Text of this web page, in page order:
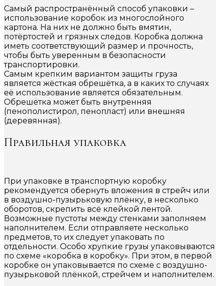
Самый распространённый способ упаковки –
использование коробок из многослойного
картона. На них не должно быть вмятин,
потёртостей и грязных следов. Коробка должна
иметь соответствующий размер и прочность,
чтобы быть уверенным в безопасности
транспортировки.
Самым крепким вариантом защиты груза
является жёсткая обрешётка, а в каких то случаях
её использование является обязательным.
Обрешётка может быть внутренняя
(пенополистирол, пенопласт) или внешняя
(деревянная).
Правильная упаковка
При упаковке в транспортную коробку
рекомендуется обернуть вложения в стрейч или
в воздушно-пузырьковую плёнку, в несколько
оборотов, скрепить всё клейкой лентой.
Возможные пустоты между стенками заполняем
наполнителем. Если отправляете несколько
предметов, то их следует упаковать по
отдельности. Особо хрупкие грузы упаковываются
по схеме «коробка в коробку». При этом, в первой
коробке он упаковывается по схеме с воздушно-
пузырьковой плёнкой, стрейчем и наполнителем.